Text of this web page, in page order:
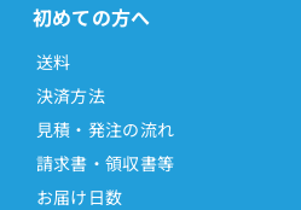
初めての方へ
送料
決済方法
見積・発注の流れ
請求書・領収書等
お届け日数